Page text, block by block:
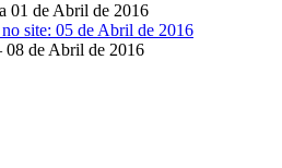
01 de Abril de 2016
site: 05 de Abril de 2016
08 de Abril de 2016